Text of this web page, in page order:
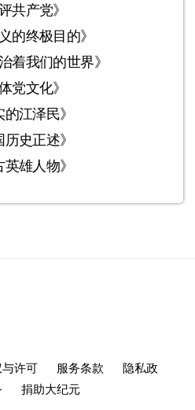
共产党》
的终极目的》
着我们的世界》
党文化》
的江泽民》
历史正述》
英雄人物》
与许可 服务条款
隐私政
捐助大纪元